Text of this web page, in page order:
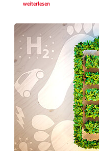
weiterlesen